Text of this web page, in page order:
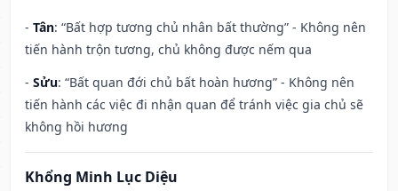
- Tân: “Bất hợp tương chủ nhân bất thường” - Không nên
tiến hành trộn tương, chủ không được nếm qua
- Sửu: “Bất quan đới chủ bất hoàn hương” - Không nên
tiến hành các việc đi nhận quan để tránh việc gia chủ sẽ
không hồi hương
Khổng Minh Lục Diệu